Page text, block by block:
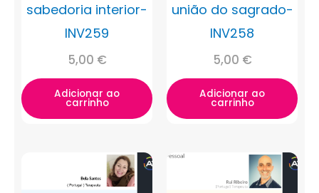
sabedoria interior-
INV259
5,00 €
Adicionar ao
carrinho
união do sagrado-
INV258
5,00 €
Adicionar ao
carrinho